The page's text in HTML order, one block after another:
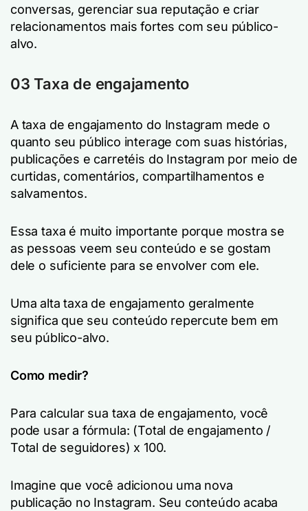
conversas, gerenciar sua reputação e criar
relacionamentos mais fortes com seu público-
alvo.
03 Taxa de engajamento
A taxa de engajamento do Instagram mede o
quanto seu público interage com suas histórias,
publicações e carretéis do Instagram por meio de
curtidas, comentários, compartilhamentos e
salvamentos.
Essa taxa é muito importante porque mostra se
as pessoas veem seu conteúdo e se gostam
dele o suficiente para se envolver com ele.
Uma alta taxa de engajamento geralmente
significa que seu conteúdo repercute bem em
seu público-alvo.
Como medir?
Para calcular sua taxa de engajamento, você
pode usar a fórmula: (Total de engajamento /
Total de seguidores) x 100.
Imagine que você adicionou uma nova
publicação no Instagram. Seu conteúdo acaba